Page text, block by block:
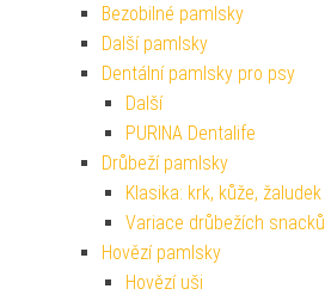
Bezobilné pamlsky
Další pamlsky
Dentální pamlsky pro psy
Další
PURINA Dentalife
Drůbeží pamlsky
Klasika: krk, kůže, žaludek
Variace drůbežích snacků
Hovězí pamlsky
Hovězí uši